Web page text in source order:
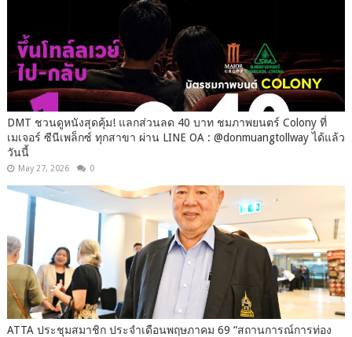
DMT ชวนดูหนังสุดคุ้ม! แลกส่วนลด 40 บาท ชมภาพยนตร์ Colony ที่
เมเจอร์ ซีนีเพล็กซ์ ทุกสาขา ผ่าน LINE OA : @donmuangtollway ได้แล้ว
วันนี้
May 27, 2026 0
ATTA ประชุมสมาชิก ประจำเดือนพฤษภาคม 69 “สถานการณ์การท่อง